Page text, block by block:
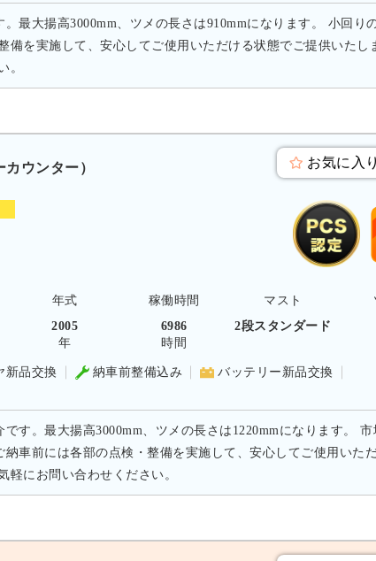
最大揚高3000mm、ツメの長さは910mmになります。 小回り
備を実施して、安心してご使用いただける状態でご提供いたし
。
ウンター） お気に入
年式 稼働時間 マスト
2005
年
6986
時間
2段スタンダード
新品交換 納車前整備込み
バッテリー新品交換
す。最大揚高3000mm、ツメの長さは1220mmになります。 市
車前には各部の点検・整備を実施して、安心してご使用いた
軽にお問い合わせください。